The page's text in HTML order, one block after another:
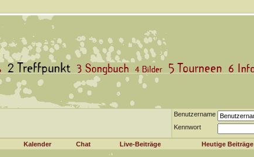
Benutzername
Kennwort
Kalender Chat Live-Beiträge Heutige Beiträge